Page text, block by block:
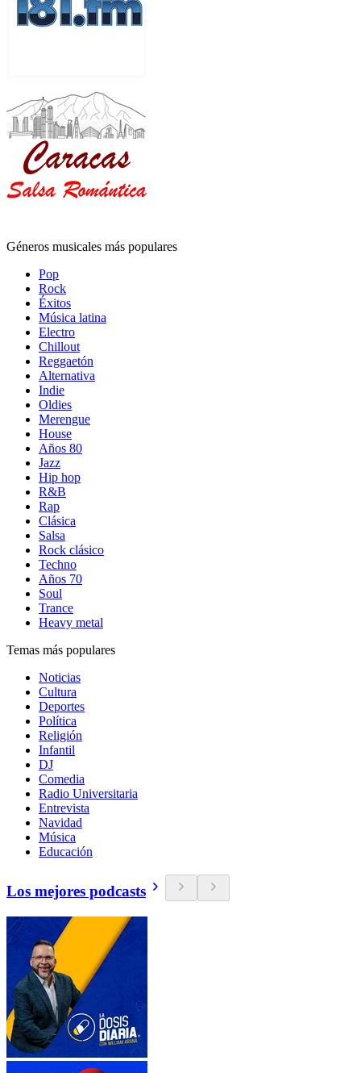
Géneros musicales más populares
Pop
Rock
Éxitos
Música latina
Electro
Chillout
Reggaetón
Alternativa
Indie
Oldies
Merengue
House
Años 80
Jazz
Hip hop
R&B
Rap
Clásica
Salsa
Rock clásico
Techno
Años 70
Soul
Trance
Heavy metal
Temas más populares
Noticias
Cultura
Deportes
Política
Religión
Infantil
DJ
Comedia
Radio Universitaria
Entrevista
Navidad
Música
Educación
Los mejores podcasts